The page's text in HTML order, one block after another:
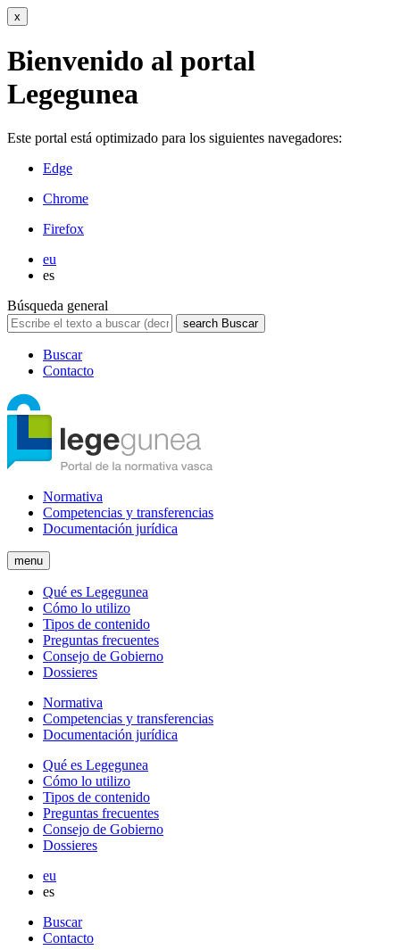
x
Bienvenido al portal
Legegunea
Este portal está optimizado para los siguientes navegadores:
Edge
Chrome
Firefox
eu
es
Búsqueda general
search Buscar
Buscar
Contacto
Normativa
Competencias y transferencias
Documentación jurídica
menu
Qué es Legegunea
Cómo lo utilizo
Tipos de contenido
Preguntas frecuentes
Consejo de Gobierno
Dossieres
Normativa
Competencias y transferencias
Documentación jurídica
Qué es Legegunea
Cómo lo utilizo
Tipos de contenido
Preguntas frecuentes
Consejo de Gobierno
Dossieres
eu
es
Buscar
Contacto